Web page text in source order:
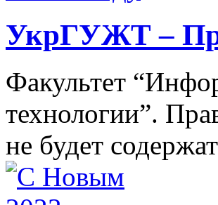
УкрГУЖТ –
Факультет
технологии”.
не будет